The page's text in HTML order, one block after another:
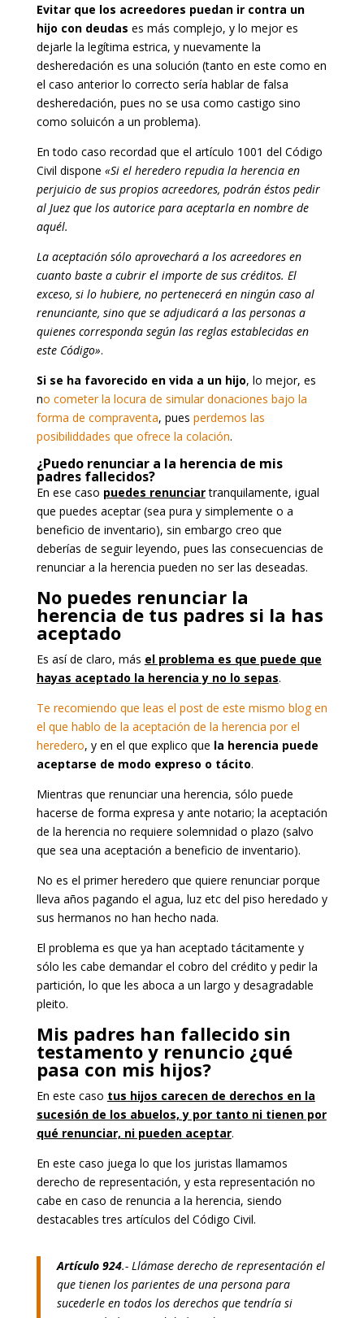
Evitar que los acreedores puedan ir contra un
hijo con deudas es más complejo, y lo mejor es
dejarle la legítima estrica, y nuevamente la
desheredación es una solución (tanto en este como en
el caso anterior lo correcto sería hablar de falsa
desheredación, pues no se usa como castigo sino
como soluicón a un problema).
En todo caso recordad que el artículo 1001 del Código
Civil dispone «Si el heredero repudia la herencia en
perjuicio de sus propios acreedores, podrán éstos pedir
al Juez que los autorice para aceptarla en nombre de
aquél.
La aceptación sólo aprovechará a los acreedores en
cuanto baste a cubrir el importe de sus créditos. El
exceso, si lo hubiere, no pertenecerá en ningún caso al
renunciante, sino que se adjudicará a las personas a
quienes corresponda según las reglas establecidas en
este Código».
Si se ha favorecido en vida a un hijo, lo mejor, es
no cometer la locura de simular donaciones bajo la
forma de compraventa, pues perdemos las
posibiliddades que ofrece la colación.
¿Puedo renunciar a la herencia de mis
padres fallecidos?
En ese caso puedes renunciartranquilamente, igual
que puedes aceptar (sea pura y simplemente o a
beneficio de inventario), sin embargo creo que
deberías de seguir leyendo, pues las consecuencias de
renunciar a la herencia pueden no ser las deseadas.
No puedes renunciar la
herencia de tus padres si la has
aceptado
Es así de claro, más el problema es que puede que
hayas aceptado la herencia y no lo sepas.
Te recomiendo que leas el post de este mismo blog en
el que hablo de la aceptación de la herencia por el
heredero, y en el que explico que la herencia puede
aceptarse de modo expreso o tácito.
Mientras que renunciar una herencia, sólo puede
hacerse de forma expresa y ante notario; la aceptación
de la herencia no requiere solemnidad o plazo (salvo
que sea una aceptación a beneficio de inventario).
No es el primer heredero que quiere renunciar porque
lleva años pagando el agua, luz etc del piso heredado y
sus hermanos no han hecho nada.
El problema es que ya han aceptado tácitamente y
sólo les cabe demandar el cobro del crédito y pedir la
partición, lo que les aboca a un largo y desagradable
pleito.
Mis padres han fallecido sin
testamento y renuncio ¿qué
pasa con mis hijos?
En este caso tus hijos carecen de derechos en la
sucesión de los abuelos, y por tanto ni tienen por
qué renunciar, ni pueden aceptar.
En este caso juega lo que los juristas llamamos
derecho de representación, y esta representación no
cabe en caso de renuncia a la herencia, siendo
destacables tres artículos del Código Civil.
Artículo 924.- Llámase derecho de representación el
que tienen los parientes de una persona para
sucederle en todos los derechos que tendría si